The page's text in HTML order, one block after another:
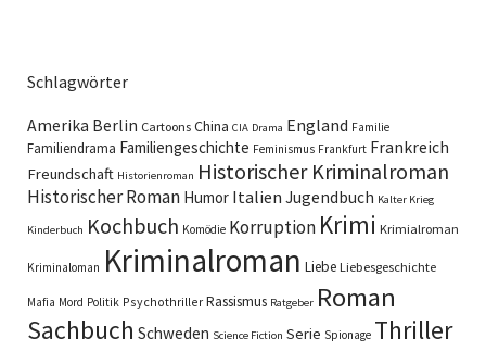
Schlagwörter
Amerika Berlin Cartoons China CIA Drama England Familie
Familiendrama Familiengeschichte Feminismus Frankfurt Frankreich
Freundschaft Historienroman Historischer Kriminalroman
Historischer Roman Humor Italien Jugendbuch Kalter Krieg
Kinderbuch Kochbuch Komödie Korruption Krimi Krimialroman
Kriminaloman Kriminalroman Liebe Liebesgeschichte
Mafia Mord Politik Psychothriller Rassismus Ratgeber Roman
Sachbuch Schweden Science Fiction Serie Spionage Thriller